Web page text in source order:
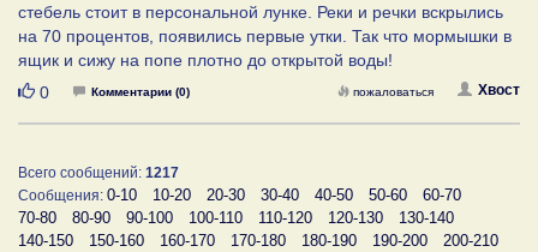
стебель стоит в персональной лунке. Реки и речки вскрылись
на 70 процентов, появились первые утки. Так что мормышки в
ящик и сижу на попе плотно до открытой воды!
Нравится
0 Комментарии (0) Хвост
пожаловаться
Всего сообщений: 1217
Сообщения: 0-10 10-20 20-30 30-40 40-50 50-60
60-70
70-80
80-90 90-100 100-110 110-120 120-130
130-140
140-150
150-160 160-170 170-180 180-190 190-200
200-210